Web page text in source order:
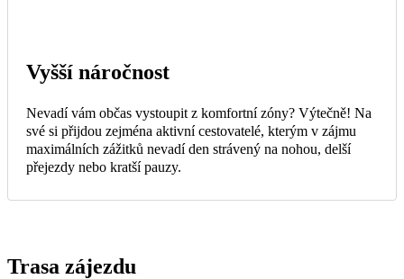
Vyšší náročnost
Nevadí vám občas vystoupit z komfortní zóny? Výtečně! Na
své si přijdou zejména aktivní cestovatelé, kterým v zájmu
maximálních zážitků nevadí den strávený na nohou, delší
přejezdy nebo kratší pauzy.
Trasa zájezdu